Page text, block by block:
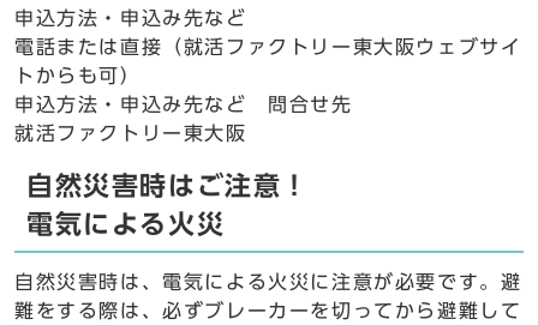
申込方法・申込み先など
電話または直接（就活ファクトリー東大阪ウェブサイ
トからも可）
申込方法・申込み先など 問合せ先
就活ファクトリー東大阪
自然災害時はご注意！
電気による火災
自然災害時は、電気による火災に注意が必要です。避
難をする際は、必ずブレーカーを切ってから避難して